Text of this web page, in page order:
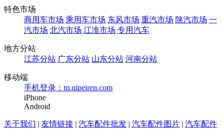
特色市场
商用车市场 乘用车市场 东风市场 重汽市场 陕汽市场 一
汽市场 北汽市场 江淮市场 专用汽车
地方分站
江苏分站 广东分站 山东分站 河南分站
移动端
手机登录：m.qipeiren.com
iPhone
Android
关于我们 | 友情链接 | 汽车配件批发 | 汽车配件图片 | 汽车配件